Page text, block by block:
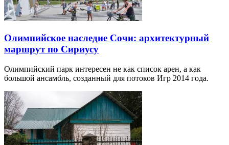
Олимпийское наследие Сочи: архитектурный
маршрут по Сириусу
Олимпийский парк интересен не как список арен, а как
большой ансамбль, созданный для потоков Игр 2014 года.